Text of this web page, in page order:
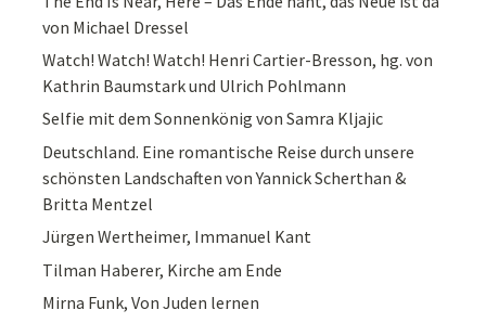
von Michael Dressel
Watch! Watch! Watch! Henri Cartier-Bresson, hg. von
Kathrin Baumstark und Ulrich Pohlmann
Selfie mit dem Sonnenkönig von Samra Kljajic
Deutschland. Eine romantische Reise durch unsere
schönsten Landschaften von Yannick Scherthan &
Britta Mentzel
Jürgen Wertheimer, Immanuel Kant
Tilman Haberer, Kirche am Ende
Mirna Funk, Von Juden lernen